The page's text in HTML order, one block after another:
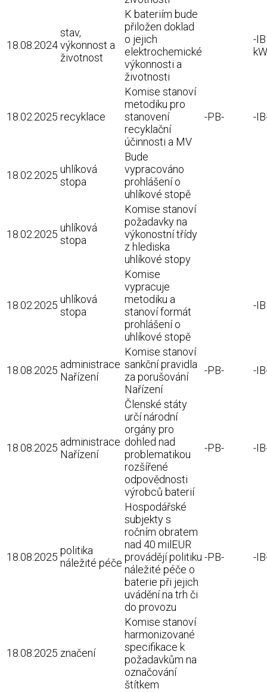
18.08.2024
stav,
výkonnost a
životnost
K bateriím bude
přiložen doklad
o jejich
elektrochemické
výkonnosti a
životnosti
-
18.02.2025 recyklace
Komise stanoví
metodiku pro
stanovení
recyklační
účinnosti a MV
-PB- -
18.02.2025 uhlíková
stopa
Bude
vypracováno
prohlášení o
uhlíkové stopě
18.02.2025
uhlíková
stopa
Komise stanoví
požadavky na
výkonostní třídy
z hlediska
uhlíkové stopy
18.02.2025 uhlíková
stopa
Komise
vypracuje
metodiku a
stanoví formát
prohlášení o
uhlíkové stopě
-
18.08.2025 administrace
Nařízení
Komise stanoví
sankční pravidla
za porušování
Nařízení
-PB- -
18.08.2025 administrace
Nařízení
Členské státy
určí národní
orgány pro
dohled nad
problematikou
rozšířené
odpovědnosti
výrobců baterií
-PB- -
18.08.2025
politika
náležité péče
Hospodářské
subjekty s
ročním obratem
nad 40 milEUR
provádějí politiku
náležité péče o
baterie při jejich
uvádění na trh či
do provozu
-PB- -
18.08.2025 značení
Komise stanoví
harmonizované
specifikace k
požadavkům na
označování
štítkem